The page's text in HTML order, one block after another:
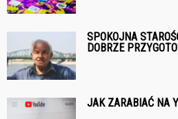
SPOKOJNA
DOBRZE
JAK ZARABIAĆ NA